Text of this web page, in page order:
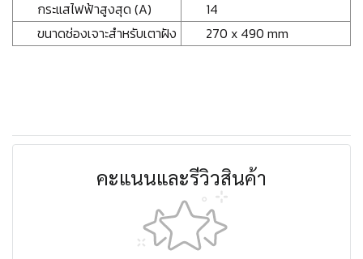
กระแสไฟฟ้าสูงสุด (A)
14
ขนาดช่องเจาะสำหรับเตาฝัง
270 x 490 mm
คะแนนและรีวิวสินค้า